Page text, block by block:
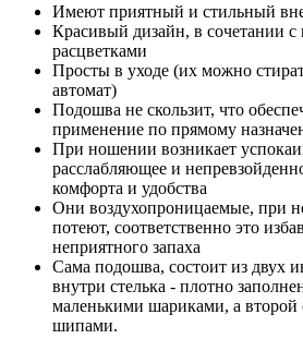
Имеют приятный и стильный
Красивый дизайн, в сочетании
расцветками
Просты в уходе (их можно
автомат)
Подошва не скользит, что
применение по прямому
При ношении возникает
расслабляющее и
комфорта и удобства
Они воздухопроницаемые, при
потеют, соответственно это
неприятного запаха
Сама подошва, состоит из двух
внутри стелька - плотно
маленькими шариками, а второй
шипами.